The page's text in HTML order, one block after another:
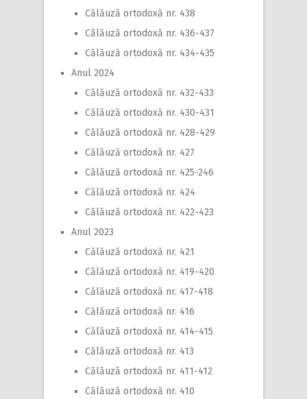
Călăuză ortodoxă nr. 438
Călăuză ortodoxă nr. 436-437
Călăuză ortodoxă nr. 434-435
Anul 2024
Călăuză ortodoxă nr. 432-433
Călăuză ortodoxă nr. 430-431
Călăuză ortodoxă nr. 428-429
Călăuză ortodoxă nr. 427
Călăuză ortodoxă nr. 425-246
Călăuză ortodoxă nr. 424
Călăuză ortodoxă nr. 422-423
Anul 2023
Călăuză ortodoxă nr. 421
Călăuză ortodoxă nr. 419-420
Călăuză ortodoxă nr. 417-418
Călăuză ortodoxă nr. 416
Călăuză ortodoxă nr. 414-415
Călăuză ortodoxă nr. 413
Călăuză ortodoxă nr. 411-412
Călăuză ortodoxă nr. 410